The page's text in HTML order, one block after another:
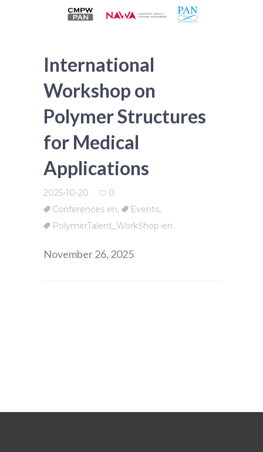
International
Workshop on
Polymer Structures
for Medical
Applications
2025-10-20
0
Conferences en, Events,
PolymerTalent_WorkShop-en
November 26, 2025